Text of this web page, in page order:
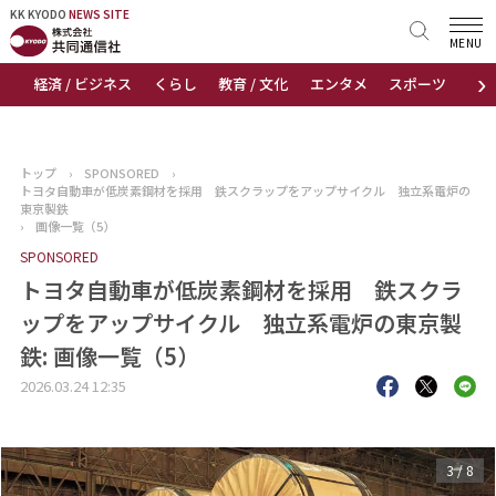
KK KYODO NEWS SITE
›
経済 / ビジネス くらし 教育 / 文化 エンタメ スポーツ 地域
MENU
KK KYODONEWS SITE
トップページ
ニュース
おすすめコンテンツ
出版物
会社概要
トップ › SPONSORED
›
トヨタ自動車が低炭素鋼材を採用 鉄スクラップをアップサイクル 独立系電炉の
東京製鉄
›
画像一覧（5）
SPONSORED
トヨタ自動車が低炭素鋼材を採用 鉄スクラ
ップをアップサイクル 独立系電炉の東京製
鉄: 画像一覧（5）
2026.03.24 12:35
3/ 8